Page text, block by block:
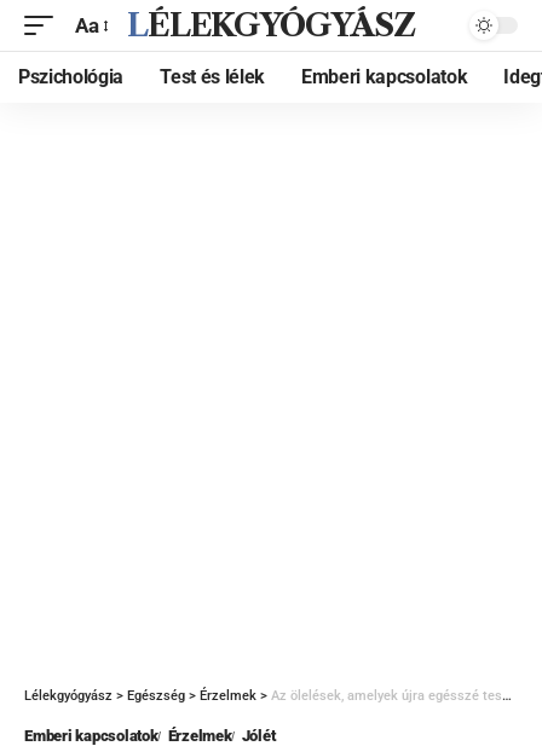
Aa LÉLEKGYÓGYÁSZ
Pszichológia Test és lélek Emberi kapcsolatok
Lélekgyógyász > Egészség > Érzelmek > Az ölelések, amelyek újra egésszé tesznek
Emberi kapcsolatok Érzelmek Jólét